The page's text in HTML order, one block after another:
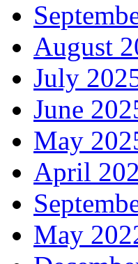
August
July
June
May
April
May